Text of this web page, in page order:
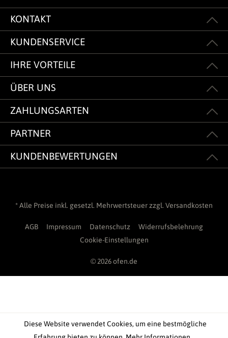
KONTAKT
KUNDENSERVICE
IHRE VORTEILE
ÜBER UNS
ZAHLUNGSARTEN
PARTNER
KUNDENBEWERTUNGEN
* Alle Preise inkl. gesetzl. Mehrwertsteuer zzgl. Versandkosten
AGB Impressum Datenschutz
Widerrufsbelehrung
Cookie-Einstellungen
© 2026 ofen.de
Diese Website verwendet Cookies, um eine bestmögliche